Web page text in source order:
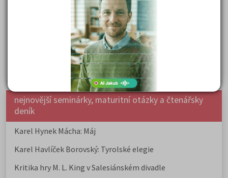
Prestiž a vnímání oborů ve společnosti
Rozcestník po maturitě: VŠ, VOŠ, práce, gap year i další
Jak se dostat na nejžádanější obory vysokých škol
nejnovější seminárky, maturitní otázky a čtenářsky
deník
Karel Hynek Mácha: Máj
Karel Havlíček Borovský: Tyrolské elegie
Kritika hry M. L. King v Salesiánském divadle